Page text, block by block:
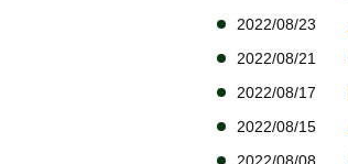
2022/08/23
2022/08/21
2022/08/17
2022/08/15